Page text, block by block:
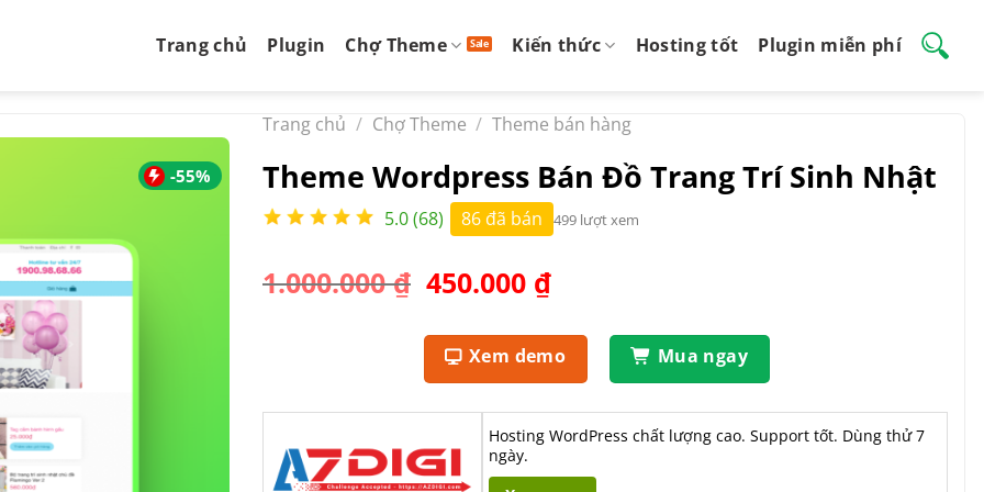
Trang chủ Plugin Chợ Theme Kiến thức Hosting tốt Plugin miễn phí
-55%
Trang chủ / Chợ Theme / Theme bán hàng
Theme Wordpress Bán Đồ Trang Trí Sinh Nhật
5.0 (68) 86 đã bán 499 lượt xem
1.000.000₫ Giá
là:
1.000.000 ₫.
450.000 ₫Giá
tại
là:
450.000 ₫.
Xem demo Mua ngay
Hosting WordPress chất lượng cao. Support tốt. Dùng thử 7
ngày.